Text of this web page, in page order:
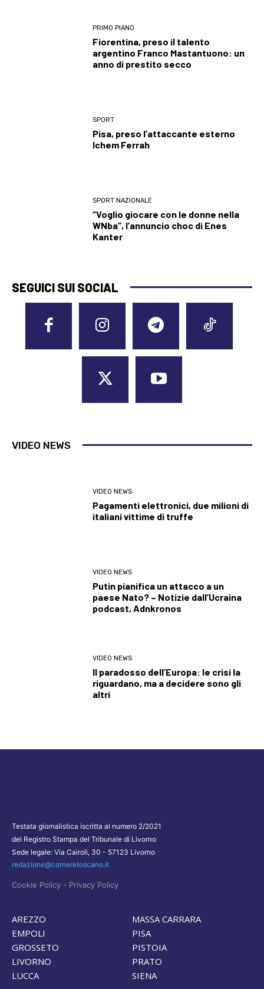
PRIMO PIANO
Fiorentina, preso il talento
argentino Franco Mastantuono: un
anno di prestito secco
SPORT
Pisa, preso l’attaccante esterno
Ichem Ferrah
SPORT NAZIONALE
“Voglio giocare con le donne nella
WNba”, l’annuncio choc di Enes
Kanter
SEGUICI SUI SOCIAL
VIDEO NEWS
VIDEO NEWS
Pagamenti elettronici, due milioni di
italiani vittime di truffe
VIDEO NEWS
Putin pianifica un attacco a un
paese Nato? – Notizie dall’Ucraina
podcast, Adnkronos
VIDEO NEWS
Il paradosso dell’Europa: le crisi la
riguardano, ma a decidere sono gli
altri
Testata giornalistica iscritta al numero 2/2021
del Registro Stampa del Tribunale di Livorno
Sede legale: Via Cairoli, 30 - 57123 Livorno
redazione@corrieretoscano.it
Cookie Policy - Privacy Policy
AREZZO
EMPOLI
GROSSETO
LIVORNO
LUCCA
MASSA CARRARA
PISA
PISTOIA
PRATO
SIENA